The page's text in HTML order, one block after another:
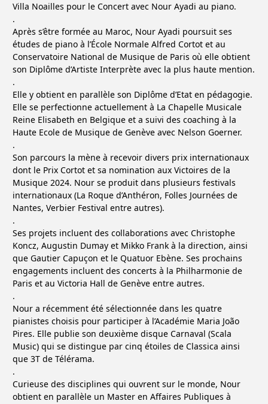
Villa Noailles pour le Concert avec Nour Ayadi au piano.
.
Après s’être formée au Maroc, Nour Ayadi poursuit ses
études de piano à l’École Normale Alfred Cortot et au
Conservatoire National de Musique de Paris où elle obtient
son Diplôme d’Artiste Interprète avec la plus haute mention.
.
Elle y obtient en parallèle son Diplôme d’Etat en pédagogie.
Elle se perfectionne actuellement à La Chapelle Musicale
Reine Elisabeth en Belgique et a suivi des coaching à la
Haute Ecole de Musique de Genève avec Nelson Goerner.
.
Son parcours la mène à recevoir divers prix internationaux
dont le Prix Cortot et sa nomination aux Victoires de la
Musique 2024. Nour se produit dans plusieurs festivals
internationaux (La Roque d’Anthéron, Folles Journées de
Nantes, Verbier Festival entre autres).
.
Ses projets incluent des collaborations avec Christophe
Koncz, Augustin Dumay et Mikko Frank à la direction, ainsi
que Gautier Capuçon et le Quatuor Ebène. Ses prochains
engagements incluent des concerts à la Philharmonie de
Paris et au Victoria Hall de Genève entre autres.
.
Nour a récemment été sélectionnée dans les quatre
pianistes choisis pour participer à l’Académie Maria João
Pires. Elle publie son deuxième disque Carnaval (Scala
Music) qui se distingue par cinq étoiles de Classica ainsi
que 3T de Télérama.
.
Curieuse des disciplines qui ouvrent sur le monde, Nour
obtient en parallèle un Master en Affaires Publiques à